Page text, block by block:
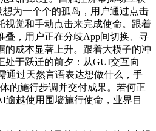
为一个个的孤岛，用户通过点击
视觉和手动点击来完成使命。跟着
叠，用户正在分歧App间切换、寻
的成本显著上升。跟着大模子的冲
处于跃迁的前夕：从GUI交互向
通过天然言语表达想做什么，手
的施行步调并交付成果。若何正
越使用围墙施行使命，业界目